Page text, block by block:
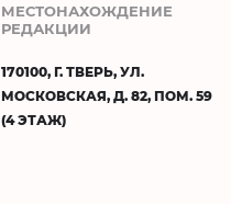
МЕСТОНАХОЖДЕНИЕ
РЕДАКЦИИ
170100, Г. ТВЕРЬ, УЛ.
МОСКОВСКАЯ, Д. 82, ПОМ. 59
(4 ЭТАЖ)